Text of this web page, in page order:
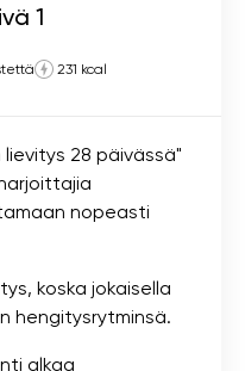
1
231 kcal
lievitys 28 päivässä"
nopeasti
koska jokaisella
hengitysrytminsä.
alkaa